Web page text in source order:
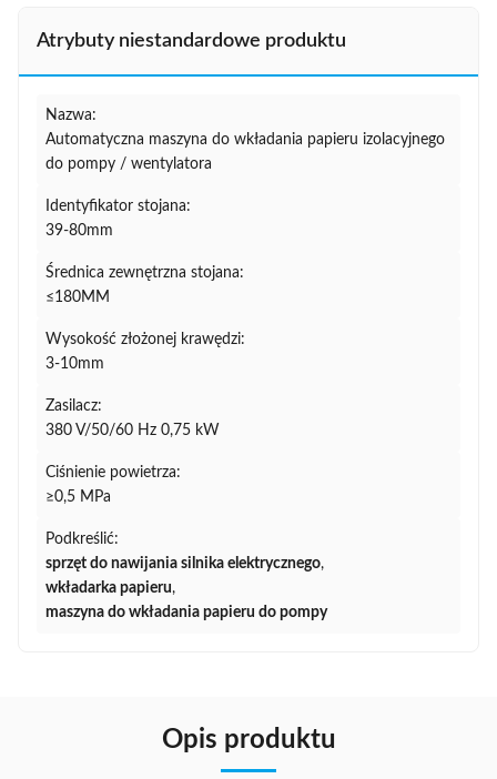
Atrybuty niestandardowe produktu
Nazwa:
Automatyczna maszyna do wkładania papieru izolacyjnego
do pompy / wentylatora
Identyfikator stojana:
39-80mm
Średnica zewnętrzna stojana:
≤180MM
Wysokość złożonej krawędzi:
3-10mm
Zasilacz:
380 V/50/60 Hz 0,75 kW
Ciśnienie powietrza:
≥0,5 MPa
Podkreślić:
sprzęt do nawijania silnika elektrycznego,
wkładarka papieru,
maszyna do wkładania papieru do pompy
Opis produktu